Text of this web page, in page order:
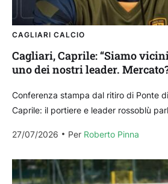
CAGLIARI CALCIO
Cagliari, Caprile: “Siamo
uno dei nostri leader.
Conferenza stampa dal ritiro di Ponte
Caprile: il portiere e leader rossoblù
27/07/2026
Per Roberto Pinna